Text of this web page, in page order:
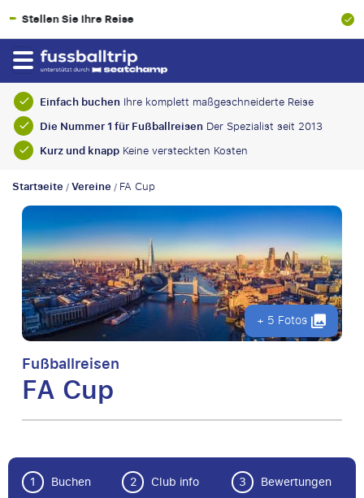
100% Finanzielle Absicherung
Einfach buchen Ihre komplett maßgeschneiderte Reise
Die Nummer 1 für Fußballreisen Der Spezialist seit 2013
Kurz und knappKeine versteckten Kosten
Startseite/Vereine/FA Cup
+ 5 Fotos
Fußballreisen
FA Cup
1 Buchen 2 Club info 3 Bewertungen